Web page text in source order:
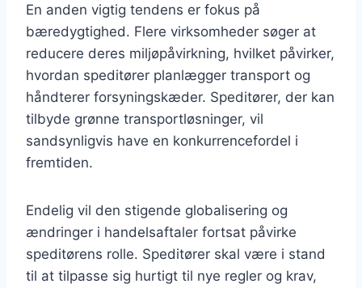
En anden vigtig tendens er fokus på
bæredygtighed. Flere virksomheder søger at
reducere deres miljøpåvirkning, hvilket påvirker,
hvordan speditører planlægger transport og
håndterer forsyningskæder. Speditører, der kan
tilbyde grønne transportløsninger, vil
sandsynligvis have en konkurrencefordel i
fremtiden.
Endelig vil den stigende globalisering og
ændringer i handelsaftaler fortsat påvirke
speditørens rolle. Speditører skal være i stand
til at tilpasse sig hurtigt til nye regler og krav,